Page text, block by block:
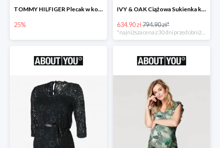
TOMMY HILFIGER Plecak w kolorze różowym -25%
25%
IVY & OAK Ciążowa Sukienka koszulowa -20%
634.90 zł794.90 zł*
*najniższa cena z 30 dni przed obniżką